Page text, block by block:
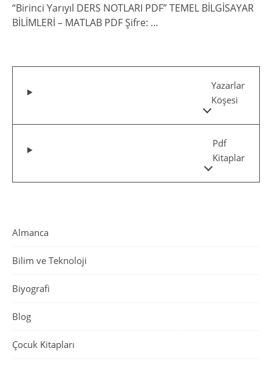
“Birinci Yarıyıl DERS NOTLARI PDF” TEMEL BİLGİSAYAR
BİLİMLERİ – MATLAB PDF Şifre: …
Yazarlar
Köşesi
Pdf
Kitaplar
Almanca
Bilim ve Teknoloji
Biyografi
Blog
Çocuk Kitapları